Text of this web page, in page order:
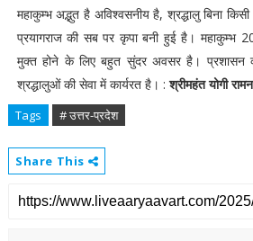
महाकुम्भ अद्भुत है अविश्वसनीय है, श्रद्धालु बिना
प्रयागराज की सब पर कृपा बनी हुई है। महाकुम्भ
मुक्त होने के लिए बहुत सुंदर अवसर है। प्रशासन
श्रद्धालुओं की सेवा में कार्यरत है। :श्रीमहंत योगी
Tags # उत्तर-प्रदेश
Share This